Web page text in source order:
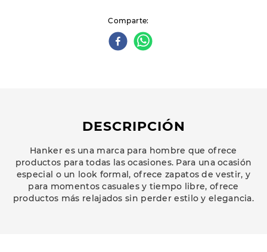
Comparte
DESCRIPCIÓN
Hanker es una marca para hombre que ofrece
productos para todas las ocasiones. Para una ocasión
especial o un look formal, ofrece zapatos de vestir, y
para momentos casuales y tiempo libre, ofrece
productos más relajados sin perder estilo y elegancia.